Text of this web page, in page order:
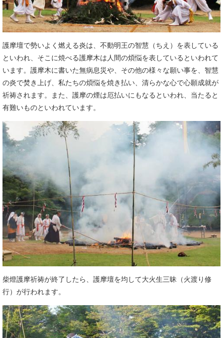
護摩壇で勢いよく燃える炎は、不動明王の智慧（ちえ）を表している
といわれ、そこに焼べる護摩木は人間の煩悩を表しているといわれて
います。護摩木に書いた無病息災や、その他の様々な願い事を、智慧
の炎で焚き上げ、私たちの煩悩を焼き払い、清らかな心で心願成就が
祈祷されます。また、護摩の煙は厄払いにもなるといわれ、当たると
有難いものといわれています。
柴燈護摩祈祷が終了したら、護摩壇を均して大火生三昧（火渡り修
行）が行われます。